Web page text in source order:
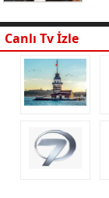
Canlı Tv İzle